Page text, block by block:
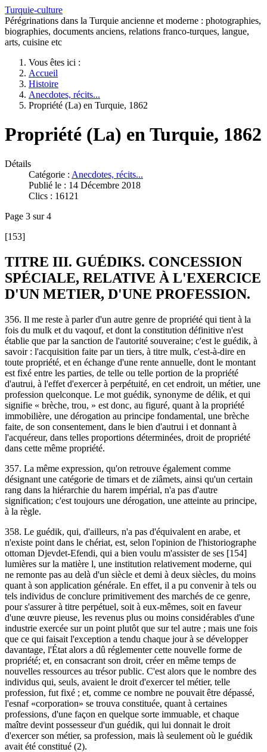
Turquie-culture
Pérégrinations dans la Turquie ancienne et moderne : photographies,
biographies, documents anciens, relations franco-turques, langue,
arts, cuisine etc
Vous êtes ici :
Accueil
Histoire
Anecdotes, récits...
Propriété (La) en Turquie, 1862
Propriété (La) en Turquie, 1862
Détails
Catégorie : Anecdotes, récits...
Publié le : 14 Décembre 2018
Clics : 16121
Page 3 sur 4
[153]
TITRE III. GUÉDIKS. CONCESSION
SPÉCIALE, RELATIVE À L'EXERCICE
D'UN METIER, D'UNE PROFESSION.
356. Il me reste à parler d'un autre genre de propriété qui tient à la
fois du mulk et du vaqouf, et dont la constitution définitive n'est
établie que par la sanction de l'autorité souveraine; c'est le guédik, à
savoir : l'acquisition faite par un tiers, à titre mulk, c'est-à-dire en
toute propriété, et en échange d'une rente annuelle, dont le montant
est fixé entre les parties, de telle ou telle portion de la propriété
d'autrui, à l'effet d'exercer à perpétuité, en cet endroit, un métier, une
profession quelconque. Le mot guédik, synonyme de délik, et qui
signifie « brèche, trou, » est donc, au figuré, quant à la propriété
immobilière, une dérogation au principe fondamental, une brèche
faite, de son consentement, dans le bien d'autrui i et donnant à
l'acquéreur, dans telles proportions déterminées, droit de propriété
dans cette même propriété.
357. La même expression, qu'on retrouve également comme
désignant une catégorie de timars et de ziâmets, ainsi qu'un certain
rang dans la hiérarchie du harem impérial, n'a pas d'autre
signification; c'est toujours une dérogation, une atteinte au principe,
à la règle.
358. Le guédik, qui, d'ailleurs, n'a pas d'équivalent en arabe, et
n'existe point dans le chériat, est, selon l'opinion de l'historiographe
ottoman Djevdet-Efendi, qui a bien voulu m'assister de ses [154]
lumières sur la matière l, une institution relativement moderne, qui
ne remonte pas au delà d'un siècle et demi à deux siècles, du moins
quant à son application générale. En effet, il a pu convenir à tels ou
tels individus de conclure primitivement des marchés de ce genre,
pour s'assurer à titre perpétuel, soit à eux-mêmes, soit en faveur
d'une œuvre pieuse, les revenus plus ou moins considérables d'une
industrie exercée sur un point plutôt que sur tel autre ; mais une fois
que ce qui faisait l'exception a tendu chaque jour à se développer
davantage, l'État alors a dû réglementer cette nouvelle forme de
propriété; et, en consacrant son droit, créer en même temps de
nouvelles ressources au trésor public. C'est alors que le nombre des
individus qui, seuls, avaient le droit d'exercer tel métier, telle
profession, fut fixé ; et, comme ce nombre ne pouvait être dépassé,
l'esnaf «corporation» se trouva constituée, quant à certaines
professions, d'une façon en quelque sorte immuable, et chaque
maître devint possesseur d'un guédik, qui lui donnait le droit
d'exercer son métier, sa profession, mais là seulement où le guédik
avait été constitué (2).